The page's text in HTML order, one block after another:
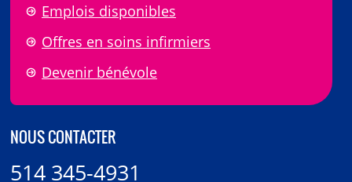
Emplois disponibles
Offres en soins infirmiers
Devenir bénévole
NOUS CONTACTER
514 345-4931